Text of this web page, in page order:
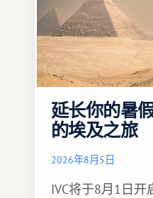
延长你的暑
的埃及之旅
2026年8月5日
IVC将于8月1日